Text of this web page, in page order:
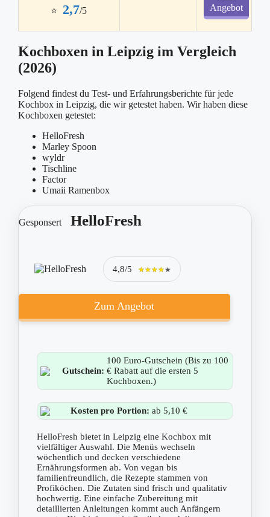
⭐
2,7/5
Angebot
Kochboxen in Leipzig im Vergleich
(2026)
Folgend findest du Test- und Erfahrungsberichte für jede
Kochbox in Leipzig, die wir getestet haben. Wir haben diese
Kochboxen getestet:
HelloFresh
Marley Spoon
wyldr
Tischline
Factor
Umaii Ramenbox
Gesponsert HelloFresh
4,8/5 ★★★★★
★★★★★
Zum Angebot
Gutschein:
100 Euro-Gutschein (Bis zu 100
€ Rabatt auf die ersten 5
Kochboxen.)
Kosten pro Portion: ab 5,10 €
HelloFresh bietet in Leipzig eine Kochbox mit
vielfältiger Auswahl. Die Menüs wechseln
wöchentlich und decken verschiedene
Ernährungsformen ab. Von vegan bis
familienfreundlich, die Rezepte stammen von
Profiköchen. Die Zutaten sind frisch und qualitativ
hochwertig. Eine einfache Zubereitung mit
detaillierten Anleitungen kommt auch Anfängern